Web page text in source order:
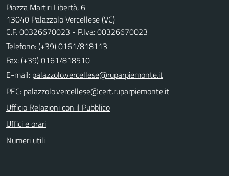
Piazza Martiri Libertà, 6
13040 Palazzolo Vercellese (VC)
C.F. 00326670023 - P.Iva: 00326670023
Telefono:(+39) 0161/818113
Fax: (+39) 0161/818510
E-mail:
PEC:
Ufficio Relazioni con il Pubblico
Uffici e orari
Numeri utili